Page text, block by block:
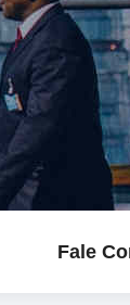
Fale